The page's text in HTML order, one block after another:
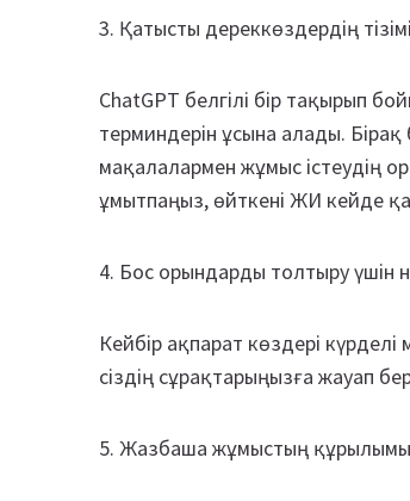
3. Қатысты дереккөздердің
ChatGPT белгілі бір тақырып
терминдерін ұсына алады.
мақалалармен жұмыс істеудің
ұмытпаңыз, өйткені ЖИ кейде
4. Бос орындарды толтыру үшін
Кейбір ақпарат көздері күрделі
сіздің сұрақтарыңызға жауап
5. Жазбаша жұмыстың